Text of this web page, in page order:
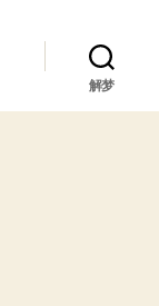
解梦